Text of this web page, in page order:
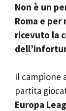
Non è un
Roma e
ricevuto la
Il campione
partita
Europa